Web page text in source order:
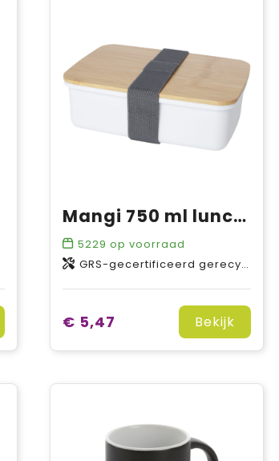
Mangi 750 ml lunchtrommel
5229 op voorraad
GRS-gecertificeerd gerecycled kunststof, Bamboe
€ 5,47 Bekijk